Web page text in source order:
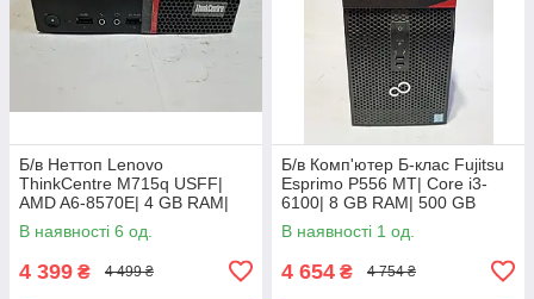
Б/в Неттоп Lenovo
ThinkCentre M715q USFF|
AMD A6-8570E| 4 GB RAM|
128 GB SSD| Radeon R5
В наявності 6 од.
4 399 ₴ 4 499 ₴
Б/в Комп'ютер Б-клас Fujitsu
Esprimo P556 MT| Core i3-
6100| 8 GB RAM| 500 GB
HDD| HD 530
В наявності 1 од.
4 654 ₴ 4 754 ₴